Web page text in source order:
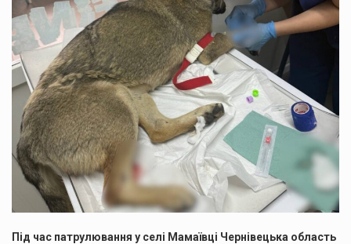
Під час патрулювання у селі Мамаївці Чернівецька область